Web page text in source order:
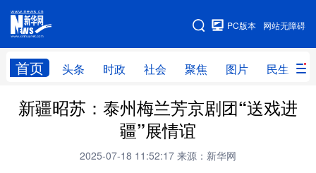
网站无障碍
PC版本
首页 头条 时政 社会 聚焦 图片 民生
网站地图
头条 时政 社会 聚焦
民生 访谈
服务
新疆昭苏：泰州梅兰芳京剧团“送戏进
疆”展情谊
2025-07-18 11:52:17 来源：新华网